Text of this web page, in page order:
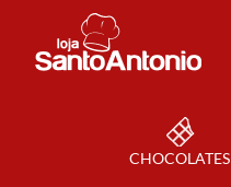
CHOCOLATES